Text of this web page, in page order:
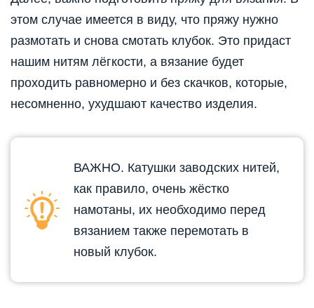
этом случае имеется в виду, что пряжу нужно
размотать и снова смотать клубок. Это придаст
нашим нитям лёгкости, а вязание будет
проходить равномерно и без скачков, которые,
несомненно, ухудшают качество изделия.
ВАЖНО. Катушки заводских нитей,
как правило, очень жёстко
намотаны, их необходимо перед
вязанием также перемотать в
новый клубок.